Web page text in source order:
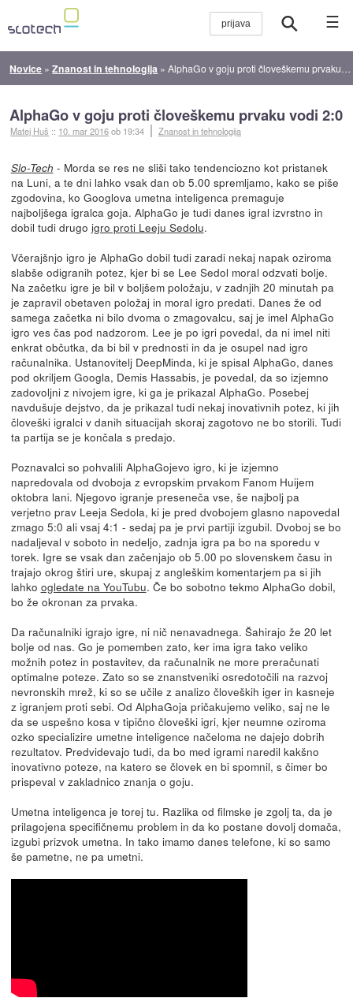
☰
Novice »Znanost in tehnologija »AlphaGo v goju proti človeškemu prvaku vodi 2:0
AlphaGo v goju proti človeškemu prvaku vodi 2:0
Matej Huš :: 10. mar 2016ob 19:34 Znanost in tehnologija
Slo-Tech - Morda se res ne sliši tako tendenciozno kot pristanek
na Luni, a te dni lahko vsak dan ob 5.00 spremljamo, kako se piše
zgodovina, ko Googlova umetna inteligenca premaguje
najboljšega igralca goja. AlphaGo je tudi danes igral izvrstno in
dobil tudi drugo igro proti Leeju Sedolu.
Včerajšnjo igro je AlphaGo dobil tudi zaradi nekaj napak oziroma
slabše odigranih potez, kjer bi se Lee Sedol moral odzvati bolje.
Na začetku igre je bil v boljšem položaju, v zadnjih 20 minutah pa
je zapravil obetaven položaj in moral igro predati. Danes že od
samega začetka ni bilo dvoma o zmagovalcu, saj je imel AlphaGo
igro ves čas pod nadzorom. Lee je po igri povedal, da ni imel niti
enkrat občutka, da bi bil v prednosti in da je osupel nad igro
računalnika. Ustanovitelj DeepMinda, ki je spisal AlphaGo, danes
pod okriljem Googla, Demis Hassabis, je povedal, da so izjemno
zadovoljni z nivojem igre, ki ga je prikazal AlphaGo. Posebej
navdušuje dejstvo, da je prikazal tudi nekaj inovativnih potez, ki jih
človeški igralci v danih situacijah skoraj zagotovo ne bo storili. Tudi
ta partija se je končala s predajo.
Poznavalci so pohvalili AlphaGojevo igro, ki je izjemno
napredovala od dvoboja z evropskim prvakom Fanom Huijem
oktobra lani. Njegovo igranje preseneča vse, še najbolj pa
verjetno prav Leeja Sedola, ki je pred dvobojem glasno napovedal
zmago 5:0 ali vsaj 4:1 - sedaj pa je prvi partiji izgubil. Dvoboj se bo
nadaljeval v soboto in nedeljo, zadnja igra pa bo na sporedu v
torek. Igre se vsak dan začenjajo ob 5.00 po slovenskem času in
trajajo okrog štiri ure, skupaj z angleškim komentarjem pa si jih
lahko ogledate na YouTubu. Če bo sobotno tekmo AlphaGo dobil,
bo že okronan za prvaka.
Da računalniki igrajo igre, ni nič nenavadnega. Šahirajo že 20 let
bolje od nas. Go je pomemben zato, ker ima igra tako veliko
možnih potez in postavitev, da računalnik ne more preračunati
optimalne poteze. Zato so se znanstveniki osredotočili na razvoj
nevronskih mrež, ki so se učile z analizo človeških iger in kasneje
z igranjem proti sebi. Od AlphaGoja pričakujemo veliko, saj ne le
da se uspešno kosa v tipično človeški igri, kjer neumne oziroma
ozko specializire umetne inteligence načeloma ne dajejo dobrih
rezultatov. Predvidevajo tudi, da bo med igrami naredil kakšno
inovativno poteze, na katero se človek en bi spomnil, s čimer bo
prispeval v zakladnico znanja o goju.
Umetna inteligenca je torej tu. Razlika od filmske je zgolj ta, da je
prilagojena specifičnemu problem in da ko postane dovolj domača,
izgubi prizvok umetna. In tako imamo danes telefone, ki so samo
še pametne, ne pa umetni.